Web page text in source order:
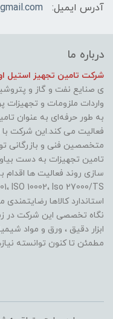
آدرس ایمیل:
درباره ما
شرکت تامین تجهیز استیل
ی صنایع نفت و گاز و
واردات ملزومات و تجهیزات
به طور حرفه‌ای به عنوان
فعالیت می کند.این شرکت با
متخصصین فنی و بازرگانی
تامین تجهیزات به دست
استاندارد کالاها
نگاه تخصصی این شرکت در
ابزار دقیق ، ورق و مواد
مطمئن تا کنون توانسته